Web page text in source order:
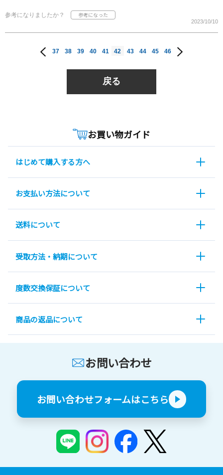
参考になりましたか？
2023/10/10
37 38 39 40 41 42 43 44 45 46
戻る
お買い物ガイド
はじめて購入する方へ
お支払い方法について
送料について
受取方法・納期について
度数交換保証について
商品の返品について
お問い合わせ
お問い合わせフォームはこちら